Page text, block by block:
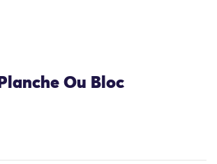
Planche Ou Bloc